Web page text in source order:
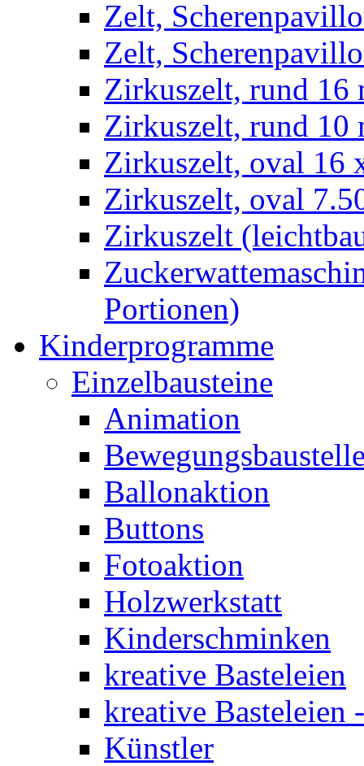
Zelt,
Zelt,
Zirkuszelt, rund 16
Zirkuszelt, rund 10
Zirkuszelt, oval 16
Zirkuszelt, oval
Zirkuszelt
Portionen)
Kinderprogramme
Einzelbausteine
Animation
Ballonaktion
Buttons
Fotoaktion
Holzwerkstatt
Kinderschminken
kreative Basteleien
kreative Basteleien
Künstler